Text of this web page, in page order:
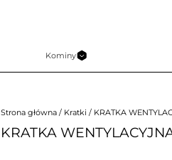
Kominy
Strona główna / Kratki / KRATKA
KRATKA